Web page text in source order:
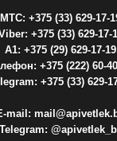
МТС: +375 (33) 629-17-
+375 (33) 629-17-
A1: +375 (29) 629-17-19
+375 (222) 60-
+375 (33) 629-
mail:
Telegram: